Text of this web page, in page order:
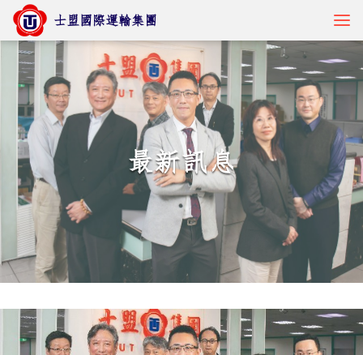
士盟國際運輸集團
貨物追蹤
核心服務
產業解決方案
最新訊息
人才招募
最新訊息